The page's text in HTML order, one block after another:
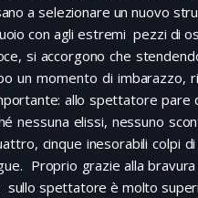
a selezionare un nuovo
con agli estremi pezzi di
si accorgono che
un momento di imbarazzo,
allo spettatore pare
nessuna elissi, nessuno
cinque inesorabili colpi
Proprio grazie alla
spettatore è molto